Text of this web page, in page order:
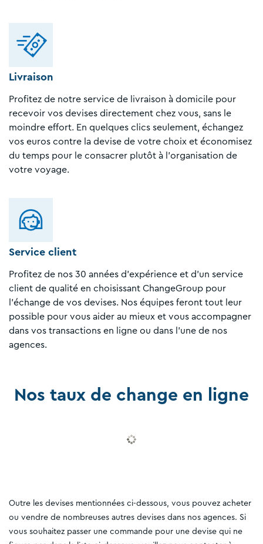
Livraison
Profitez de notre service de livraison à domicile pour
recevoir vos devises directement chez vous, sans le
moindre effort. En quelques clics seulement, échangez
vos euros contre la devise de votre choix et économisez
du temps pour le consacrer plutôt à l'organisation de
votre voyage.
Service client
Profitez de nos 30 années d'expérience et d'un service
client de qualité en choisissant ChangeGroup pour
l'échange de vos devises. Nos équipes feront tout leur
possible pour vous aider au mieux et vous accompagner
dans vos transactions en ligne ou dans l'une de nos
agences.
Nos taux de change en ligne
Outre les devises mentionnées ci-dessous, vous pouvez acheter
ou vendre de nombreuses autres devises dans nos agences. Si
vous souhaitez passer une commande pour une devise qui ne